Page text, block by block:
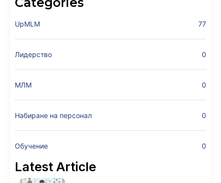
UpMLM 77
Лидерство 0
МЛМ 0
Набиране на персонал 0
Обучение 0
Latest Article